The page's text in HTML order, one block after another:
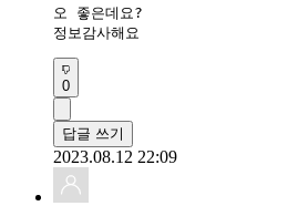
오 좋은데요?
정보감사해요
0
답글 쓰기
2023.08.12 22:09